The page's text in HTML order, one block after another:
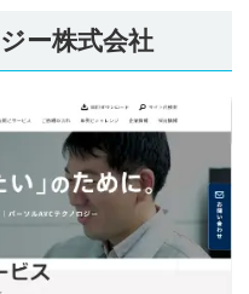
ー株式会社